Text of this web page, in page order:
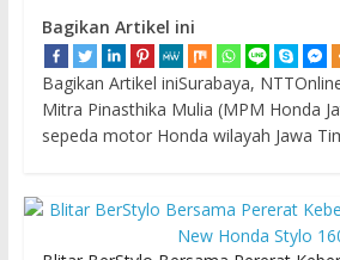
Bagikan Artikel ini
Bagikan Artikel iniSurabaya,
Mitra Pinasthika Mulia (MPM Honda
sepeda motor Honda wilayah Jawa